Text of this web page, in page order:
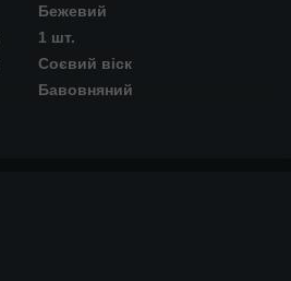
Бежевий
1 шт.
Соєвий віск
Бавовняний